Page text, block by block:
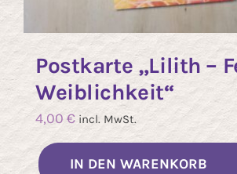
Postkarte „Lilith –
Weiblichkeit“
4,00 € incl. MwSt.
IN DEN WARENKORB